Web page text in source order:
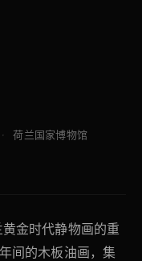
荷兰国家博物馆
黄金时代静物画的重
间的木板油画，集